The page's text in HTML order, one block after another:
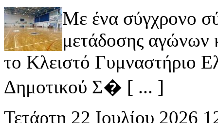
Με ένα σύγχρονο
μετάδοσης αγώνων
το Κλειστό Γυμναστήριο
Δημοτικού Σ� [ ... ]
Τετάρτη 22 Ιουλίου 2026